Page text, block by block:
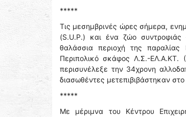
*****
Τις μεσημβρινές ώρες σήμερα,
(S.U.P.) και ένα ζώο
θαλάσσια περιοχή της
Περιπολικό σκάφος Λ.Σ.-
περισυνέλεξε την 34χρονη
διασωθέντες μετεπιβιβάστηκαν
*****
Με μέριμνα του Κέντρου